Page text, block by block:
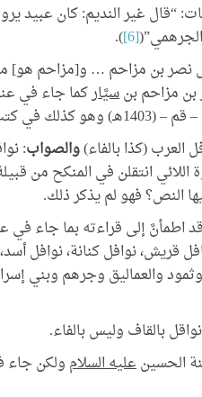
“قال غير النديم: كان عبيد
[6]
).
مزاحم بنسيَّاركما جاء في
الرجال والتراجم(
والصواب:
انتقلن في المنكح من
النص؟ فهو لم يذكر ذلك.
قريش، نوافل كنانة، نوافل
والعماليق وجرهم وبني
بالقاف وليس بالفاء.
عليه السلام ولكن